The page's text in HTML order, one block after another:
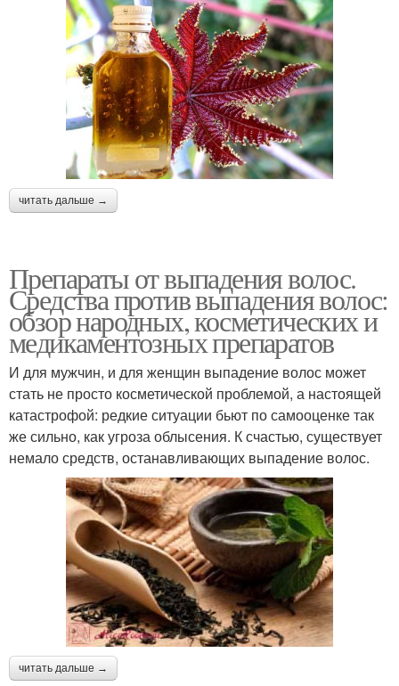
читать дальше →
Препараты от выпадения волос.
Средства против выпадения волос:
обзор народных, косметических и
медикаментозных препаратов
И для мужчин, и для женщин выпадение волос может
стать не просто косметической проблемой, а настоящей
катастрофой: редкие ситуации бьют по самооценке так
же сильно, как угроза облысения. К счастью, существует
немало средств, останавливающих выпадение волос.
читать дальше →